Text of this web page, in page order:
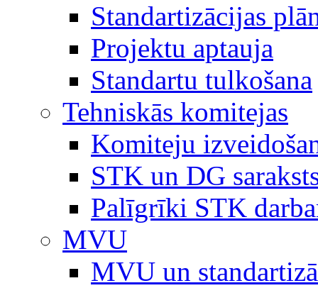
Standartizācijas
Projektu aptauja
Standartu tulkošana
Tehniskās komitejas
Komiteju
STK un DG
Palīgrīki STK
MVU
MVU un